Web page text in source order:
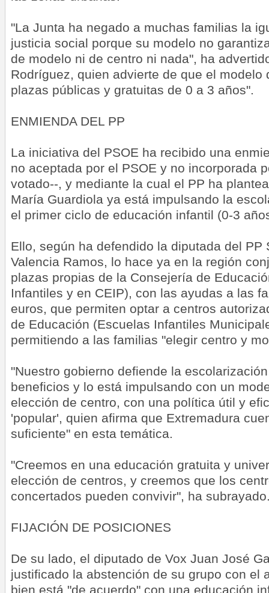
"La Junta ha negado a muchas familias la
justicia social porque su modelo no
de modelo ni de centro ni nada", ha
Rodríguez, quien advierte de que el modelo
plazas públicas y gratuitas de 0 a 3 años".
ENMIENDA DEL PP
La iniciativa del PSOE ha recibido una
no aceptada por el PSOE y no incorporada
votado--, y mediante la cual el PP ha
María Guardiola ya está impulsando la
el primer ciclo de educación infantil (0-3
Ello, según ha defendido la diputada del PP
Valencia Ramos, lo hace ya en la región
plazas propias de la Consejería de
Infantiles y en CEIP), con las ayudas a las
euros, que permiten optar a centros
de Educación (Escuelas Infantiles
permitiendo a las familias "elegir centro y
"Nuestro gobierno defiende la
beneficios y lo está impulsando con un
elección de centro, con una política útil y
'popular', quien afirma que Extremadura
suficiente" en esta temática.
"Creemos en una educación gratuita y
elección de centros, y creemos que los
concertados pueden convivir", ha
FIJACIÓN DE POSICIONES
De su lado, el diputado de Vox Juan José
justificado la abstención de su grupo con el
bien está "de acuerdo" con una educación